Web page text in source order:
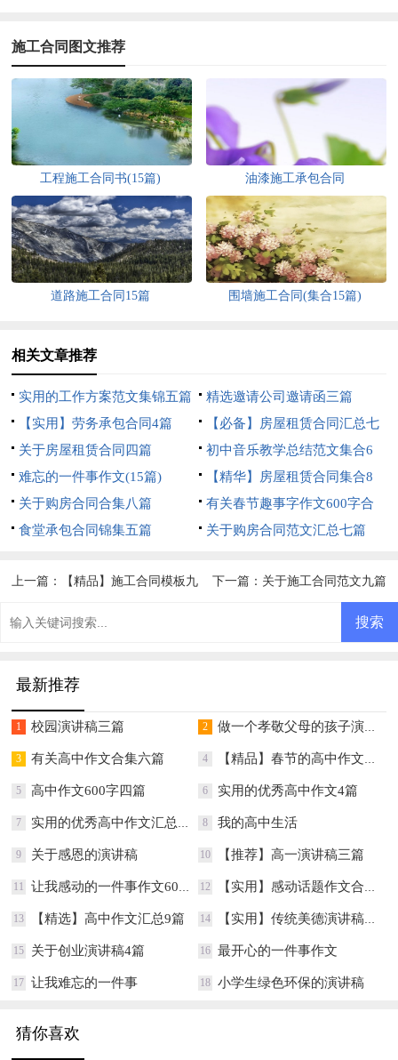
施工合同图文推荐
工程施工合同书(15篇) 油漆施工承包合同
道路施工合同15篇 围墙施工合同(集合15篇)
相关文章推荐
实用的工作方案范文集锦五篇
精选邀请公司邀请函三篇
【实用】劳务承包合同4篇
【必备】房屋租赁合同汇总七
篇
关于房屋租赁合同四篇
初中音乐教学总结范文集合6
篇
难忘的一件事作文(15篇)
【精华】房屋租赁合同集合8
篇
关于购房合同合集八篇
有关春节趣事字作文600字合
集五篇
食堂承包合同锦集五篇 关于购房合同范文汇总七篇
上一篇：
【精品】施工合同模板九
下一篇： 关于施工合同范文九篇
最新推荐
1 校园演讲稿三篇 2 做一个孝敬父母的孩子演讲稿
3 有关高中作文合集六篇 4 【精品】春节的高中作文汇总八篇
5 高中作文600字四篇 6 实用的优秀高中作文4篇
7 实用的优秀高中作文汇总7篇 8 我的高中生活
9 关于感恩的演讲稿 10 【推荐】高一演讲稿三篇
11 让我感动的一件事作文600字 12 【实用】感动话题作文合集10篇
13 【精选】高中作文汇总9篇 14 【实用】传统美德演讲稿3篇
15 关于创业演讲稿4篇 16 最开心的一件事作文
17 让我难忘的一件事 18 小学生绿色环保的演讲稿
猜你喜欢